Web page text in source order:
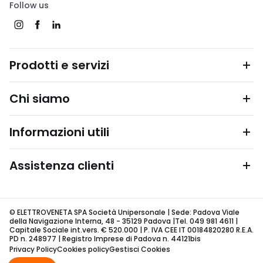
Follow us
Prodotti e servizi
Chi siamo
Informazioni utili
Assistenza clienti
© ELETTROVENETA SPA Società Unipersonale | Sede: Padova Viale
della Navigazione Interna, 48 - 35129 Padova |Tel. 049 981 4611 |
Capitale Sociale int.vers. € 520.000 | P. IVA CEE IT 00184820280 R.E.A.
PD n. 248977 | Registro Imprese di Padova n. 44121bis
Privacy PolicyCookies policyGestisci Cookies